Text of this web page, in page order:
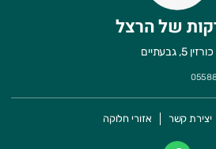
של הרצל
כורזין 5, גבעתיים
יצירת קשר אזורי חלוקה